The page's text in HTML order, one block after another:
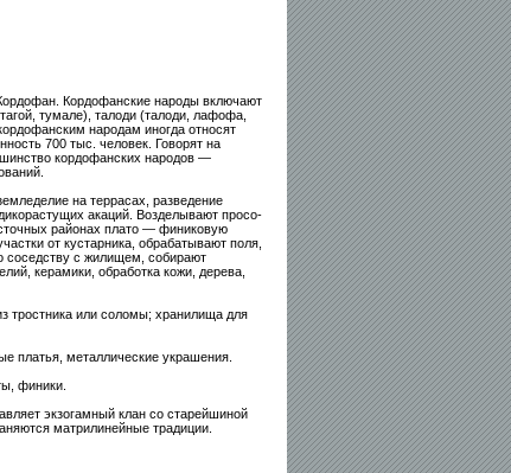
Кордофанские народы включают
тумале), талоди (талоди, лафофа,
народам иногда относят
700 тыс. человек. Говорят на
кордофанских народов —
на террасах, разведение
акаций. Возделывают просо-
районах плато — финиковую
от кустарника, обрабатывают поля,
соседству с жилищем, собирают
керамики, обработка кожи, дерева,
тростника или соломы; хранилища для
платья, металлические украшения.
финики.
экзогамный клан со старейшиной
матрилинейные традиции.